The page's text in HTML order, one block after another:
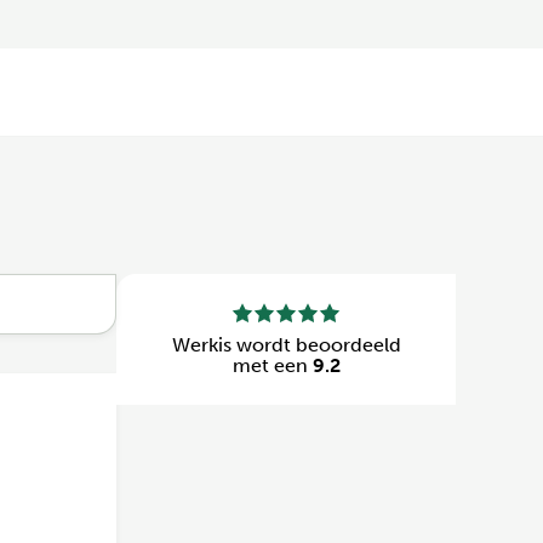
Werkis wordt beoordeeld
met een 9.2